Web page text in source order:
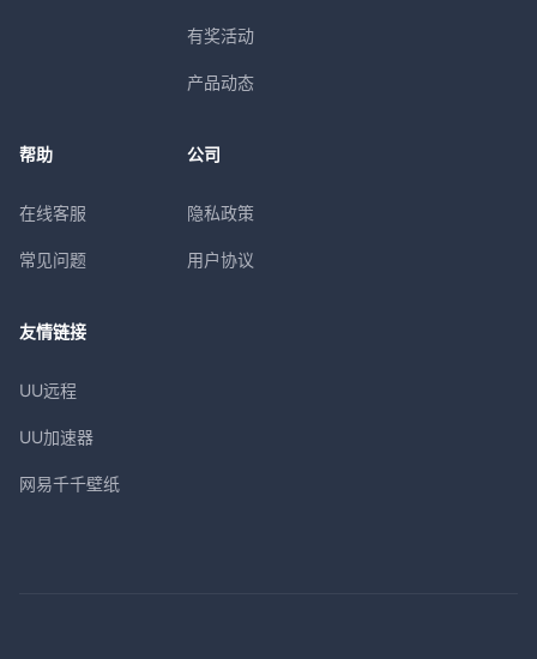
有奖活动
产品动态
帮助
在线客服
常见问题
公司
隐私政策
用户协议
友情链接
UU远程
UU加速器
网易千千壁纸